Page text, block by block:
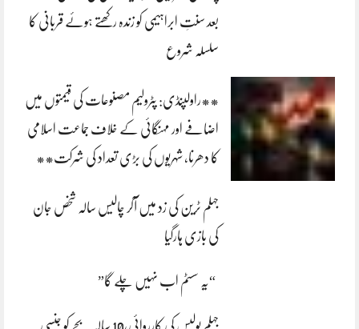
بعد سنتِ ابراہیمی کو زندہ رکھتے ہوئے قربانی کا
سلسلہ شروع
**راولپنڈی: پٹرولیم مصنوعات کی قیمتوں میں
اضافے اور مہنگائی کے خلاف جماعت اسلامی
کا دھرنا، شہریوں کی بڑی تعداد کی شرکت**
جہلم ٹرین کی زد میں آکر چالیس سالہ شخص جان
کی بازی ہارگیا
“یہ سسٹم اب نہیں چلے گا”
جہلم پولیس کی کارروائی،10 سالہ بچے کو جنسی